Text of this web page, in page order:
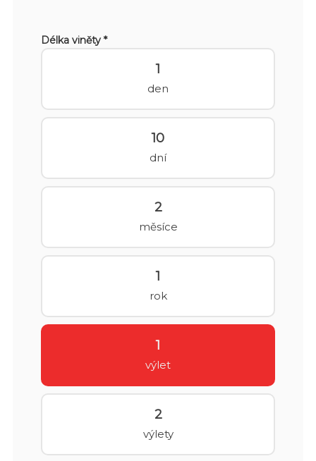
Délka viněty *
1
den
10
dní
2
měsíce
1
rok
1
výlet
2
výlety